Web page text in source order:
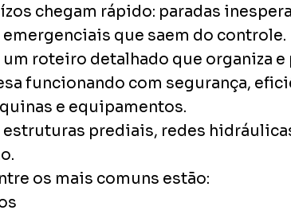
chegam rápido: paradas
que saem do controle.
roteiro detalhado que organiza e
funcionando com segurança,
e equipamentos.
prediais, redes
os mais comuns estão: